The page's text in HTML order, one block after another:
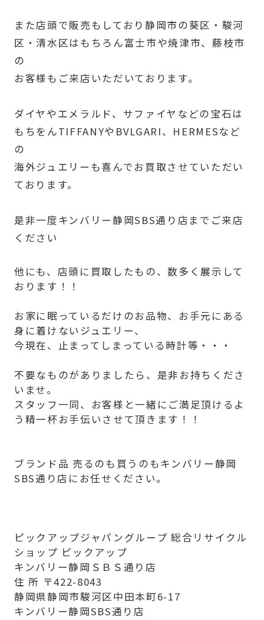
また店頭で販売もしており静岡市の葵区・駿河
区・清水区はもちろん富士市や焼津市、藤枝市
の
お客様もご来店いただいております。
ダイヤやエメラルド、サファイヤなどの宝石は
もちをんTIFFANYやBVLGARI、HERMESなど
の
海外ジュエリーも喜んでお買取させていただい
ております。
是非一度キンバリー静岡SBS通り店までご来店
ください
他にも、店頭に買取したもの、数多く展示して
おります！！
お家に眠っているだけのお品物、お手元にある
身に着けないジュエリー、
今現在、止まってしまっている時計等・・・
不要なものがありましたら、是非お持ちくださ
いませ。
スタッフ一同、お客様と一緒にご満足頂けるよ
う精一杯お手伝いさせて頂きます！！
ブランド品 売るのも買うのもキンバリー静岡
SBS通り店にお任せください。
ピックアップジャパングループ 総合リサイクル
ショップ ピックアップ
キンバリー静岡ＳＢＳ通り店
住 所 〒422-8043
静岡県静岡市駿河区中田本町6-17
キンバリー静岡SBS通り店